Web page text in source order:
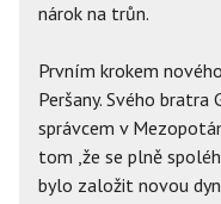
nárok na trůn.
Prvním krokem
Peršany. Svého bratra
správcem v
tom ,že se plně
bylo založit novou